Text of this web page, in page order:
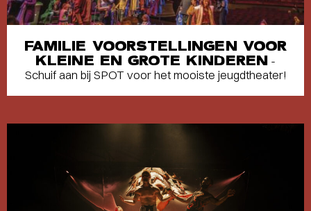
FAMILIE VOORSTELLINGEN VOOR
KLEINE EN GROTE KINDEREN -
Schuif aan bij SPOT voor het mooiste jeugdtheater!